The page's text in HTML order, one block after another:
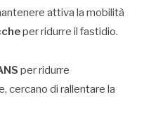
attiva la mobilità
per ridurre il fastidio.
per ridurre
cercano di rallentare la